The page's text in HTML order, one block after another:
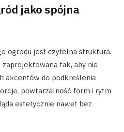
jako spójna
ogrodu jest czytelna struktura.
tak, aby nie
akcentów do podkreślenia
powtarzalność form i rytm
estetycznie nawet bez